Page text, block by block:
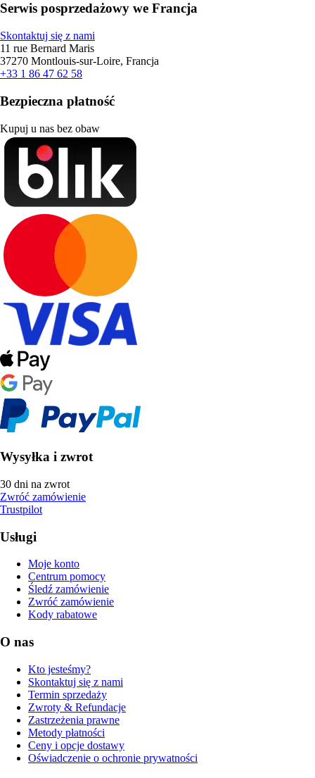
Serwis posprzedażowy we Francja
Skontaktuj się z nami
11 rue Bernard Maris
37270 Montlouis-sur-Loire, Francja
+33 1 86 47 62 58
Bezpieczna płatność
Kupuj u nas bez obaw
Wysyłka i zwrot
30 dni na zwrot
Zwróć zamówienie
Trustpilot
Usługi
Moje konto
Centrum pomocy
Śledź zamówienie
Zwróć zamówienie
Kody rabatowe
O nas
Kto jesteśmy?
Skontaktuj się z nami
Termin sprzedaży
Zwroty & Refundacje
Zastrzeżenia prawne
Metody płatności
Ceny i opcje dostawy
Oświadczenie o ochronie prywatności